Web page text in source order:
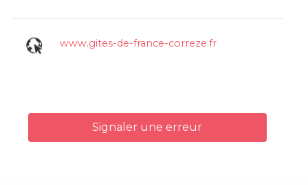
www.gites-de-france-correze.fr
Signaler une erreur